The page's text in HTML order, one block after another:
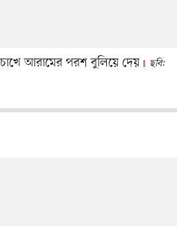
আরামের পরশ বুলিয়ে দেয়
ছবি: